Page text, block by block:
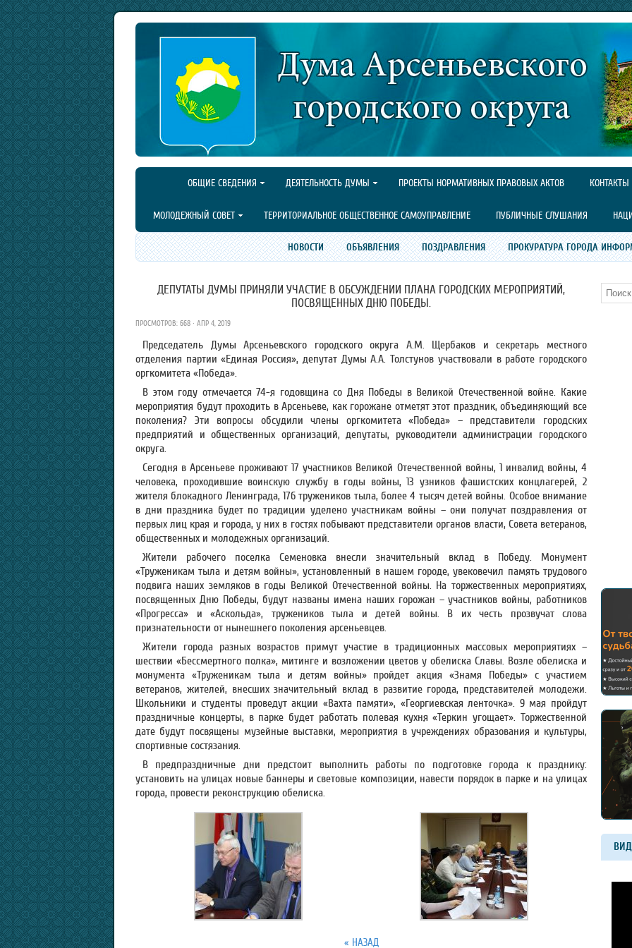
ОБЩИЕ СВЕДЕНИЯ ДЕЯТЕЛЬНОСТЬ ДУМЫ ПРОЕКТЫ НОРМАТИВНЫХ ПРАВОВЫХ АКТОВ КОНТАКТЫ
МОЛОДЕЖНЫЙ СОВЕТ ТЕРРИТОРИАЛЬНОЕ ОБЩЕСТВЕННОЕ САМОУПРАВЛЕНИЕ ПУБЛИЧНЫЕ СЛУШАНИЯ
НОВОСТИ ОБЪЯВЛЕНИЯ ПОЗДРАВЛЕНИЯ ПРОКУРАТУРА ГОРОДА
ДЕПУТАТЫ ДУМЫ ПРИНЯЛИ УЧАСТИЕ В ОБСУЖДЕНИИ ПЛАНА ГОРОДСКИХ МЕРОПРИЯТИЙ,
ПОСВЯЩЕННЫХ ДНЮ ПОБЕДЫ.
ПРОСМОТРОВ: 668 · АПР 4, 2019
Председатель Думы Арсеньевского городского округа А.М. Щербаков и секретарь местного
отделения партии «Единая Россия», депутат Думы А.А. Толстунов участвовали в работе городского
оргкомитета «Победа».
В этом году отмечается 74-я годовщина со Дня Победы в Великой Отечественной войне. Какие
мероприятия будут проходить в Арсеньеве, как горожане отметят этот праздник, объединяющий все
поколения? Эти вопросы обсудили члены оргкомитета «Победа» – представители городских
предприятий и общественных организаций, депутаты, руководители администрации городского
округа.
Сегодня в Арсеньеве проживают 17 участников Великой Отечественной войны, 1 инвалид войны, 4
человека, проходившие воинскую службу в годы войны, 13 узников фашистских концлагерей, 2
жителя блокадного Ленинграда, 176 тружеников тыла, более 4 тысяч детей войны. Особое внимание
в дни праздника будет по традиции уделено участникам войны – они получат поздравления от
первых лиц края и города, у них в гостях побывают представители органов власти, Совета ветеранов,
общественных и молодежных организаций.
Жители рабочего поселка Семеновка внесли значительный вклад в Победу. Монумент
«Труженикам тыла и детям войны», установленный в нашем городе, увековечил память трудового
подвига наших земляков в годы Великой Отечественной войны. На торжественных мероприятиях,
посвященных Дню Победы, будут названы имена наших горожан – участников войны, работников
«Прогресса» и «Аскольда», тружеников тыла и детей войны. В их честь прозвучат слова
признательности от нынешнего поколения арсеньевцев.
Жители города разных возрастов примут участие в традиционных массовых мероприятиях –
шествии «Бессмертного полка», митинге и возложении цветов у обелиска Славы. Возле обелиска и
монумента «Труженикам тыла и детям войны» пройдет акция «Знамя Победы» с участием
ветеранов, жителей, внесших значительный вклад в развитие города, представителей молодежи.
Школьники и студенты проведут акции «Вахта памяти», «Георгиевская ленточка». 9 мая пройдут
праздничные концерты, в парке будет работать полевая кухня «Теркин угощает». Торжественной
дате будут посвящены музейные выставки, мероприятия в учреждениях образования и культуры,
спортивные состязания.
В предпраздничные дни предстоит выполнить работы по подготовке города к празднику:
установить на улицах новые баннеры и световые композиции, навести порядок в парке и на улицах
города, провести реконструкцию обелиска.
« НАЗАД
Поиск